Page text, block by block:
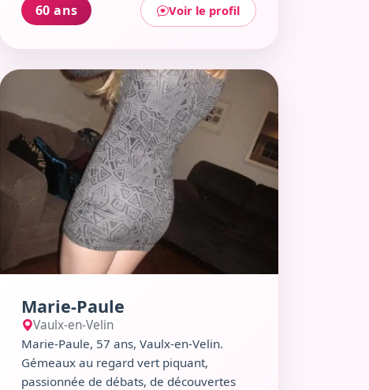
d’un verre dans un bar local, et découvrir
l’art sous toutes ses formes. Maman de
deux grands enfants, sérieuse sans me
prendre trop au sérieux, je recherche un
homme attentionné, prêt à partager des
moments simples et sincères.
60 ans Voir le profil
Voir le profil de Marie-Paule
Marie-Paule
Vaulx-en-Velin
Marie-Paule, 57 ans, Vaulx-en-Velin.
Gémeaux au regard vert piquant,
passionnée de débats, de découvertes